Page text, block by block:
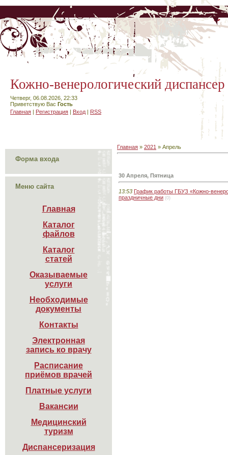
Кожно-венерологический
Четверг, 06.08.2026, 22:33
Приветствую Вас Гость
Главная | Регистрация | Вход | RSS
Форма входа
Меню сайта
Главная
Каталог
файлов
Каталог
статей
Оказываемые
услуги
Необходимые
документы
Контакты
Электронная
запись ко врачу
Расписание
приёмов врачей
Платные услуги
Вакансии
Медицинский
туризм
Диспансеризация
Главная » 2021 » Апрель
30 Апреля, Пятница
13:53 График работы ГБУЗ «Кожно-
праздничные дни (0)